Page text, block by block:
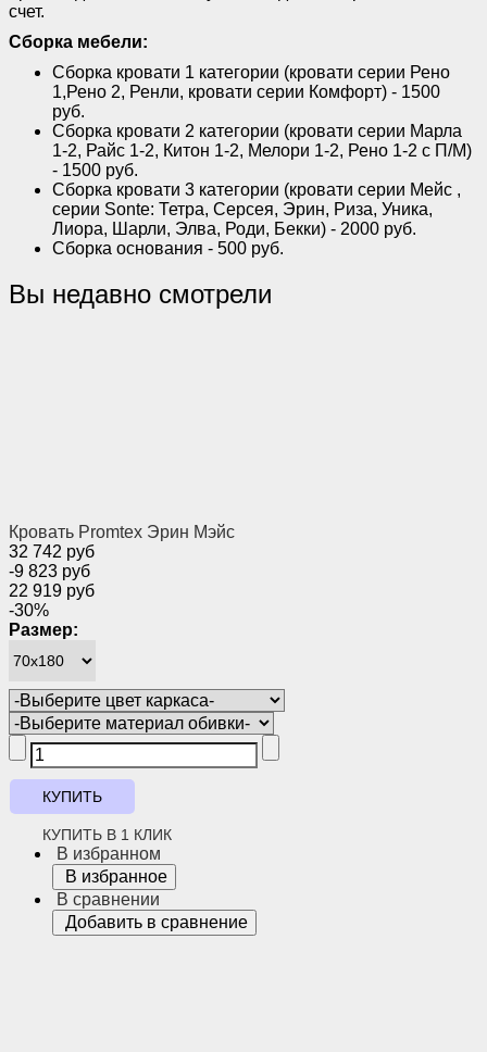
счет.
Сборка мебели:
Сборка кровати 1 категории (кровати серии Рено
1,Рено 2, Ренли, кровати серии Комфорт) - 1500
руб.
Сборка кровати 2 категории (кровати серии Марла
1-2, Райс 1-2, Китон 1-2, Мелори 1-2, Рено 1-2 с П/М)
- 1500 руб.
Сборка кровати 3 категории (кровати серии Мейс ,
серии Sonte: Тетра, Серсея, Эрин, Риза, Уника,
Лиора, Шарли, Элва, Роди, Бекки) - 2000 руб.
Сборка основания - 500 руб.
Вы недавно смотрели
Кровать Promtex Эрин Мэйс
32 742 руб
-9 823 руб
22 919 руб
-30%
Размер:
КУПИТЬ В 1 КЛИК
В избранном
В избранное
В сравнении
Добавить в сравнение